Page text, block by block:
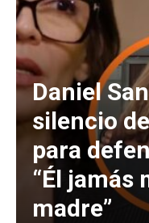
Daniel
silencio
para
“Él jamás
madre”